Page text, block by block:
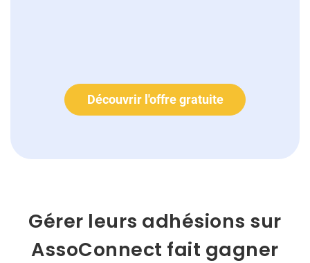
Découvrir l'offre gratuite
Gérer leurs adhésions sur
AssoConnect fait gagner